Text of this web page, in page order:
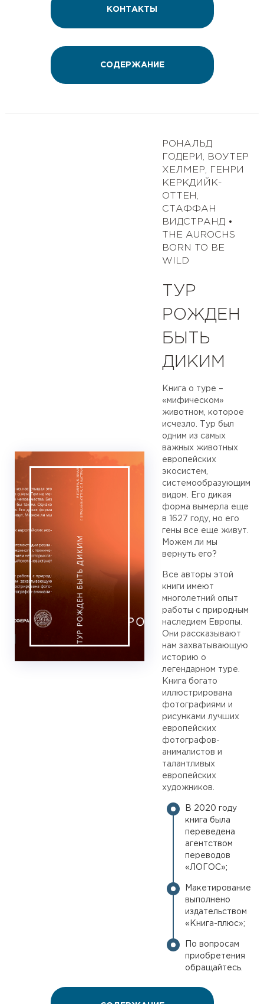
КОНТАКТЫ
СОДЕРЖАНИЕ
РОНАЛЬД
ГОДЕРИ, ВОУТЕР
ХЕЛМЕР, ГЕНРИ
КЕРКДИЙК-
ОТТЕН,
СТАФФАН
ВИДСТРАНД •
THE AUROCHS
BORN TO BE
WILD
ТУР
РОЖДЕН
БЫТЬ
ДИКИМ
Книга о туре –
«мифическом»
животном, которое
исчезло. Тур был
одним из самых
важных животных
европейских
экосистем,
системообразующим
видом. Его дикая
форма вымерла еще
в 1627 году, но его
гены все еще живут.
Можем ли мы
вернуть его?
Все авторы этой
книги имеют
многолетний опыт
работы с природным
наследием Европы.
Они рассказывают
нам захватывающую
историю о
легендарном туре.
Книга богато
иллюстрирована
фотографиями и
рисунками лучших
европейских
фотографов-
анималистов и
талантливых
европейских
художников.
В 2020 году
книга была
переведена
агентством
переводов
«ЛОГОС»;
Макетирование
выполнено
издательством
«Книга-плюс»;
По вопросам
приобретения
обращайтесь.